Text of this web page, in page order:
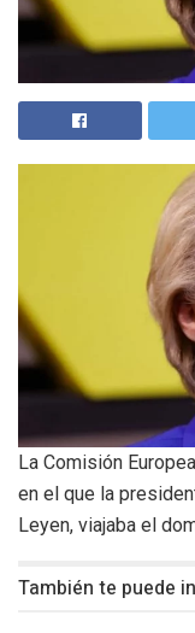
La Comisión
en el que la
Leyen, viajaba el
También te puede